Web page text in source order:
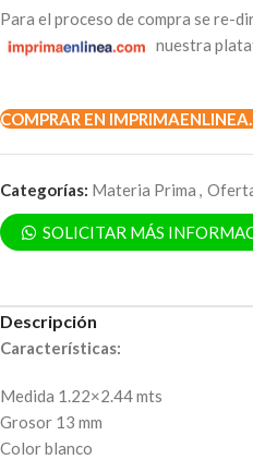
Para el proceso de compra se re-
nuestra
COMPRAR EN
Categorías: Materia Prima ,
SOLICITAR MÁS
Descripción
Características:
Medida 1.22×2.44 mts
Grosor 13 mm
Color blanco